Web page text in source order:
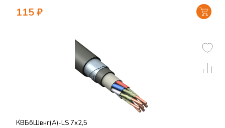
115₽
КВБбШвнг(А)-LS 7х2,5